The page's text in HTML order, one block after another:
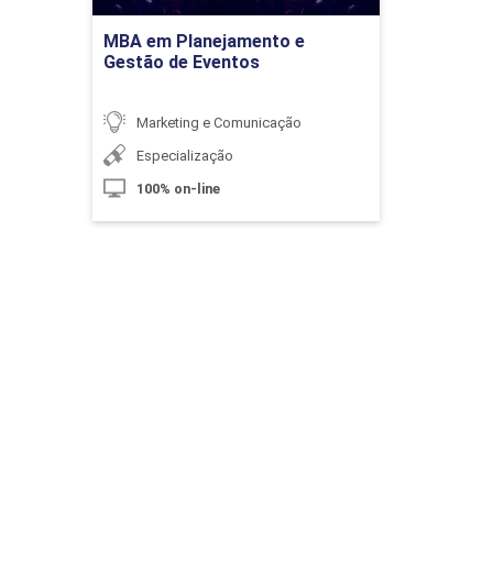
10h
O Consumidor Omnichannel
MBA em Planejamento e
Gestão de Eventos
Marketing e Comunicação
Especialização
100% on-line